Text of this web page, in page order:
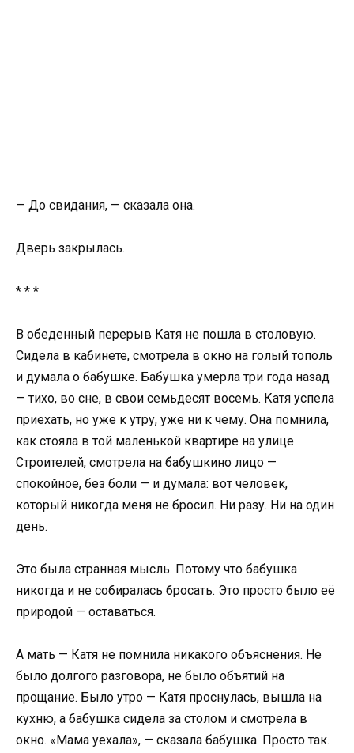
— До свидания, — сказала она.
Дверь закрылась.
* * *
В обеденный перерыв Катя не пошла в столовую.
Сидела в кабинете, смотрела в окно на голый тополь
и думала о бабушке. Бабушка умерла три года назад
— тихо, во сне, в свои семьдесят восемь. Катя успела
приехать, но уже к утру, уже ни к чему. Она помнила,
как стояла в той маленькой квартире на улице
Строителей, смотрела на бабушкино лицо —
спокойное, без боли — и думала: вот человек,
который никогда меня не бросил. Ни разу. Ни на один
день.
Это была странная мысль. Потому что бабушка
никогда и не собиралась бросать. Это просто было её
природой — оставаться.
А мать — Катя не помнила никакого объяснения. Не
было долгого разговора, не было объятий на
прощание. Было утро — Катя проснулась, вышла на
кухню, а бабушка сидела за столом и смотрела в
окно. «Мама уехала», — сказала бабушка. Просто так.